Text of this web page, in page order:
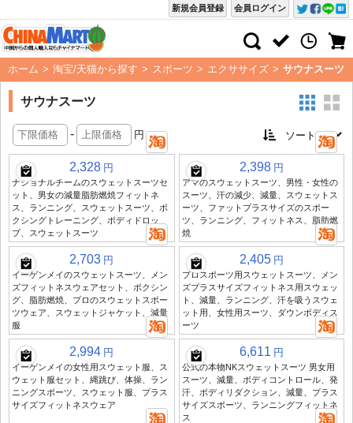
会員ログイン
新規会員登録
ホーム > 淘宝/天猫から探す > スポーツ > エクササイズ > サウナスーツ
サウナスーツ
- 円
2,328 円
ナショナルチームのスウェットスーツセ
ット、男女の減量脂肪燃焼フィットネ
ス、ランニング、スウェットスーツ、ボ
クシングトレーニング、ボディドロッ
プ、スウェットスーツ
2,398 円
アマのスウェットスーツ、男性・女性の
スーツ、汗の減少、減量、スウェットス
ーツ、ファットプラスサイズのスポー
ツ、ランニング、フィットネス、脂肪燃
焼
2,703 円
イーゲンメイのスウェットスーツ、メン
ズフィットネスウェアセット、ボクシン
グ、脂肪燃焼、プロのスウェットスポー
ツウェア、スウェットジャケット、減量
服
2,405 円
プロスポーツ用スウェットスーツ、メン
ズプラスサイズフィットネス用スウェッ
ト、減量、ランニング、汗を吸うスウェ
ット用、女性用スーツ、ダウンボディス
ーツ
2,994 円
イーゲンメイの女性用スウェット服、ス
ウェット服セット、縄跳び、体操、ラン
ニングスポーツ、スウェット服、プラス
サイズフィットネスウェア
6,611 円
公式の本物NKスウェットスーツ 男女用
スーツ、減量、ボディコントロール、発
汗、ボディリダクション、減量、プラス
サイズスポーツ、ランニングフィットネ
ス